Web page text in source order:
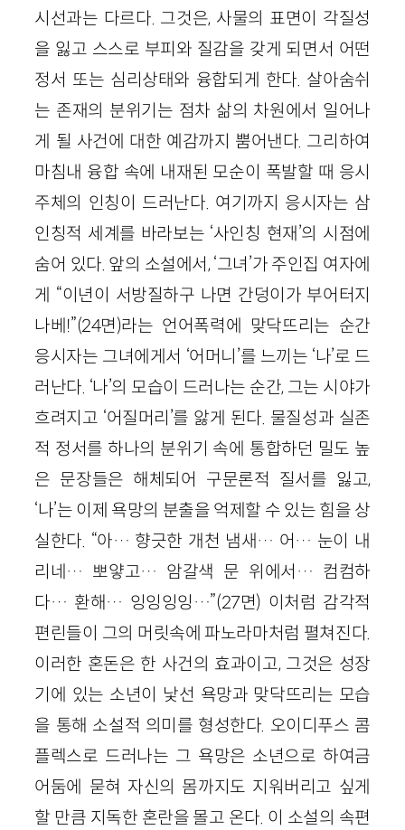
시선과는 다르다. 그것은, 사물의 표면이 각질성
을 잃고 스스로 부피와 질감을 갖게 되면서 어떤
정서 또는 심리상태와 융합되게 한다. 살아숨쉬
는 존재의 분위기는 점차 삶의 차원에서 일어나
게 될 사건에 대한 예감까지 뿜어낸다. 그리하여
마침내 융합 속에 내재된 모순이 폭발할 때 응시
주체의 인칭이 드러난다. 여기까지 응시자는 삼
인칭적 세계를 바라보는 ‘사인칭 현재’의 시점에
숨어 있다. 앞의 소설에서, ‘그녀’가 주인집 여자에
게 “이년이 서방질하구 나면 간덩이가 부어터지
나베!”(24면)라는 언어폭력에 맞닥뜨리는 순간
응시자는 그녀에게서 ‘어머니’를 느끼는 ‘나’로 드
러난다. ‘나’의 모습이 드러나는 순간, 그는 시야가
흐려지고 ‘어질머리’를 앓게 된다. 물질성과 실존
적 정서를 하나의 분위기 속에 통합하던 밀도 높
은 문장들은 해체되어 구문론적 질서를 잃고,
‘나’는 이제 욕망의 분출을 억제할 수 있는 힘을 상
실한다. “아… 향긋한 개천 냄새… 어… 눈이 내
리네… 뽀얗고… 암갈색 문 위에서… 컴컴하
다… 환해… 잉잉잉잉…”(27면) 이처럼 감각적
편린들이 그의 머릿속에 파노라마처럼 펼쳐진다.
이러한 혼돈은 한 사건의 효과이고, 그것은 성장
기에 있는 소년이 낯선 욕망과 맞닥뜨리는 모습
을 통해 소설적 의미를 형성한다. 오이디푸스 콤
플렉스로 드러나는 그 욕망은 소년으로 하여금
어둠에 묻혀 자신의 몸까지도 지워버리고 싶게
할 만큼 지독한 혼란을 몰고 온다. 이 소설의 속편